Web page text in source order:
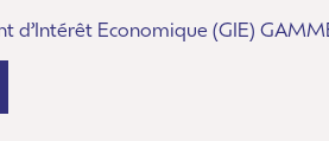
d’Intérêt Economique (GIE)